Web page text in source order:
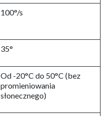
100°/s
35°
Od -20°C do 50°C (bez
promieniowania
słonecznego)